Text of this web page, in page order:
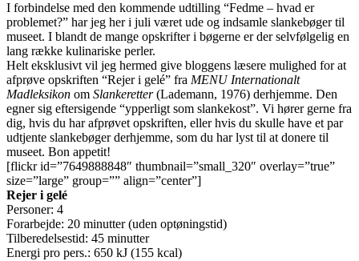
I forbindelse med den kommende udtilling “Fedme – hvad er
problemet?” har jeg her i juli været ude og indsamle slankebøger til
museet. I blandt de mange opskrifter i bøgerne er der selvfølgelig en
lang række kulinariske perler.
Helt eksklusivt vil jeg hermed give bloggens læsere mulighed for at
afprøve opskriften “Rejer i gelé” fra MENU Internationalt
Madleksikon om Slankeretter(Lademann, 1976) derhjemme. Den
egner sig eftersigende “ypperligt som slankekost”. Vi hører gerne fra
dig, hvis du har afprøvet opskriften, eller hvis du skulle have et par
udtjente slankebøger derhjemme, som du har lyst til at donere til
museet. Bon appetit!
[flickr id=”7649888848″ thumbnail=”small_320″ overlay=”true”
size=”large” group=”” align=”center”]
Rejer i gelé
Personer: 4
Forarbejde: 20 minutter (uden optøningstid)
Tilberedelsestid: 45 minutter
Energi pro pers.: 650 kJ (155 kcal)